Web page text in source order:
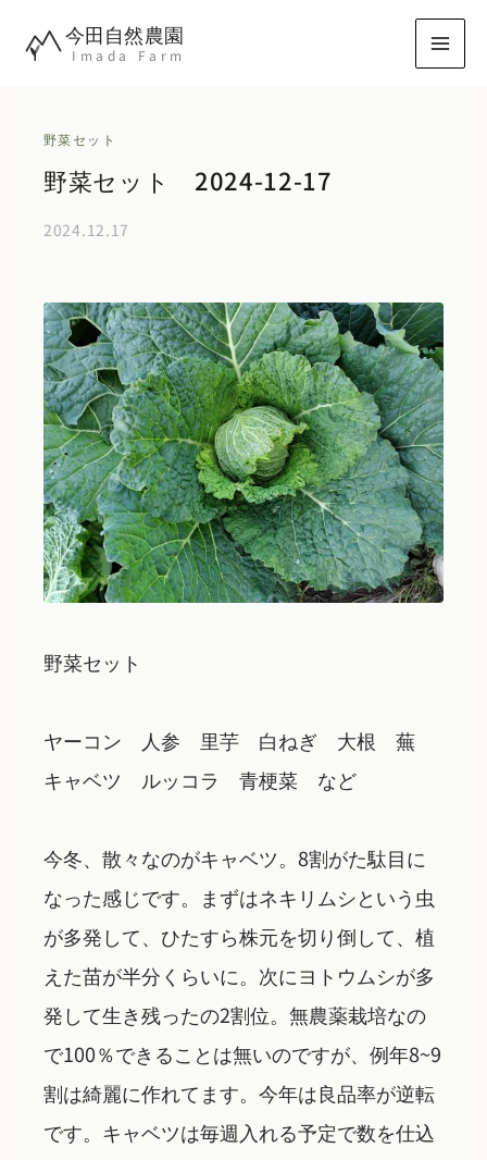
今田自然農園
Imada Farm
野菜セット
野菜セット 2024-12-17
2024.12.17
野菜セット
ヤーコン 人参 里芋 白ねぎ 大根 蕪
キャベツ ルッコラ 青梗菜 など
今冬、散々なのがキャベツ。8割がた駄目に
なった感じです。まずはネキリムシという虫
が多発して、ひたすら株元を切り倒して、植
えた苗が半分くらいに。次にヨトウムシが多
発して生き残ったの2割位。無農薬栽培なの
で100％できることは無いのですが、例年8~9
割は綺麗に作れてます。今年は良品率が逆転
です。キャベツは毎週入れる予定で数を仕込